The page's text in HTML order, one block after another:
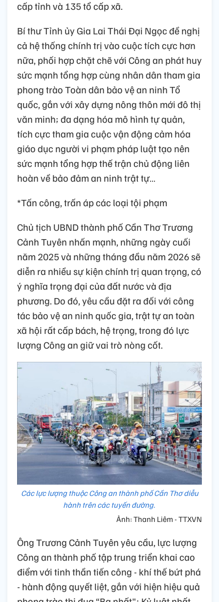
cấp tỉnh và 135 tổ cấp xã.
Bí thư Tỉnh ủy Gia Lai Thái Đại Ngọc đề nghị
cả hệ thống chính trị vào cuộc tích cực hơn
nữa, phối hợp chặt chẽ với Công an phát huy
sức mạnh tổng hợp cùng nhân dân tham gia
phong trào Toàn dân bảo vệ an ninh Tổ
quốc, gắn với xây dựng nông thôn mới đô thị
văn minh; đa dạng hóa mô hình tự quản,
tích cực tham gia cuộc vận động cảm hóa
giáo dục người vi phạm pháp luật tạo nên
sức mạnh tổng hợp thế trận chủ động liên
hoàn về bảo đảm an ninh trật tự…
*Tấn công, trấn áp các loại tội phạm
Chủ tịch UBND thành phố Cần Thơ Trương
Cảnh Tuyên nhấn mạnh, những ngày cuối
năm 2025 và những tháng đầu năm 2026 sẽ
diễn ra nhiều sự kiện chính trị quan trọng, có
ý nghĩa trọng đại của đất nước và địa
phương. Do đó, yêu cầu đặt ra đối với công
tác bảo vệ an ninh quốc gia, trật tự an toàn
xã hội rất cấp bách, hệ trọng, trong đó lực
lượng Công an giữ vai trò nòng cốt.
Các lực lượng thuộc Công an thành phố Cần Thơ diễu
hành trên các tuyến đường.
Ảnh: Thanh Liêm - TTXVN
Ông Trương Cảnh Tuyên yêu cầu, lực lượng
Công an thành phố tập trung triển khai cao
điểm với tinh thần tiến công - khí thế bứt phá
- hành động quyết liệt, gắn với hiện hiệu quả